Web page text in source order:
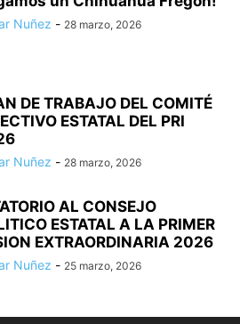
Nuñez - 28 marzo, 2026
DE TRABAJO DEL COMITÉ
ESTATAL DEL PRI
Nuñez - 28 marzo, 2026
AL CONSEJO
ESTATAL A LA PRIMER
EXTRAORDINARIA 2026
Nuñez - 25 marzo, 2026